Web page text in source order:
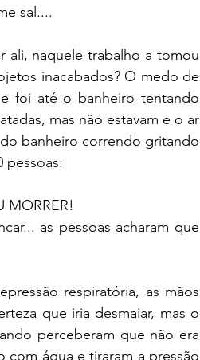
sal....
ali, naquele trabalho a tomou
inacabados? O medo de
foi até o banheiro tentando
mas não estavam e o ar
banheiro correndo gritando
pessoas:
MORRER!
as pessoas acharam que
respiratória, as mãos
que iria desmaiar, mas o
perceberam que não era
com água e tiraram a pressão